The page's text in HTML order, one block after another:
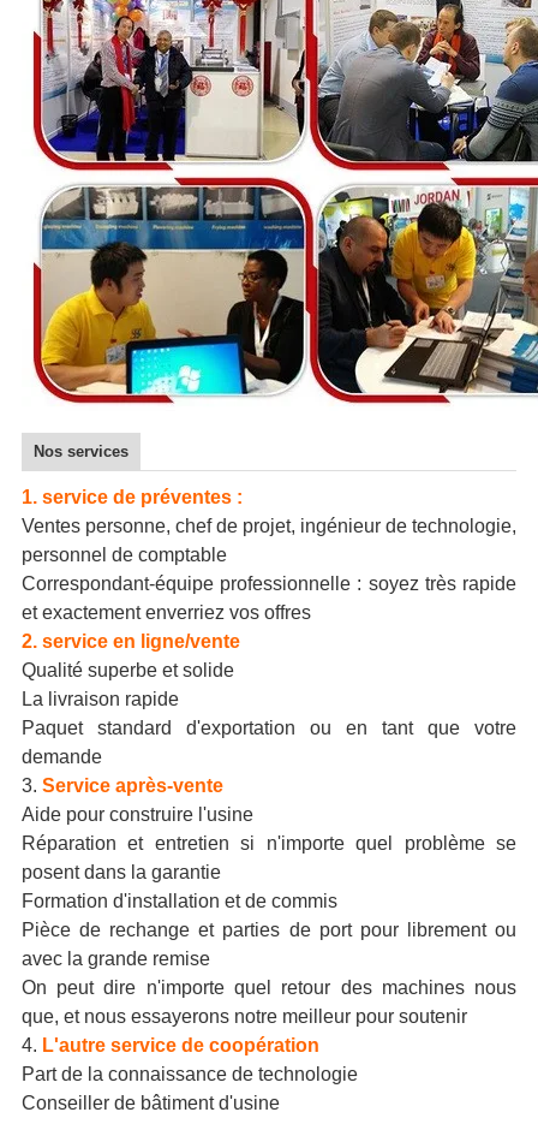
Nos services
1.service de préventes :
Ventes personne, chef de projet, ingénieur de technologie,
personnel de comptable
Correspondant-équipe professionnelle : soyez très rapide
et exactement enverriez vos offres
2.service en ligne/vente
Qualité superbe et solide
La livraison rapide
Paquet standard d'exportation ou en tant que votre
demande
3. Service après-vente
Aide pour construire l'usine
Réparation et entretien si n'importe quel problème se
posent dans la garantie
Formation d'installation et de commis
Pièce de rechange et parties de port pour librement ou
avec la grande remise
On peut dire n'importe quel retour des machines nous
que, et nous essayerons notre meilleur pour soutenir
4. L'autre service de coopération
Part de la connaissance de technologie
Conseiller de bâtiment d'usine